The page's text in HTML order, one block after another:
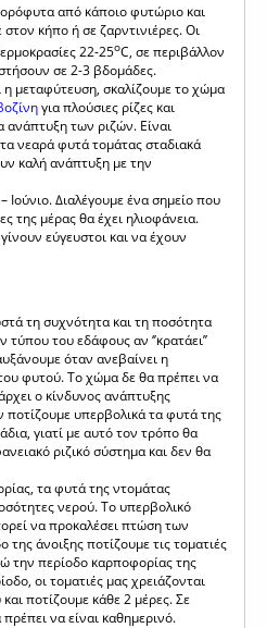
από κάποιο φυτώριο και
κήπο ή σε ζαρντινιέρες. Οι
22-25οC, σε περιβάλλον
σε 2-3 βδομάδες.
η μεταφύτευση, σκαλίζουμε το χώμα
για πλούσιες ρίζες και
ανάπτυξη των ριζών. Είναι
νεαρά φυτά τομάτας σταδιακά
καλή ανάπτυξη με την
Διαλέγουμε ένα σημείο που
της μέρας θα έχει ηλιοφάνεια.
εύγευστοι και να έχουν
τη συχνότητα και τη ποσότητα
του εδάφους αν ‘’κρατάει’’
όταν ανεβαίνει η
φυτού. Το χώμα δε θα πρέπει να
ο κίνδυνος ανάπτυξης
υπερβολικά τα φυτά της
γιατί με αυτό τον τρόπο θα
ριζικό σύστημα και δεν θα
τα φυτά της ντομάτας
νερού. Το υπερβολικό
να προκαλέσει πτώση των
άνοιξης ποτίζουμε τις τοματιές
την περίοδο καρποφορίας της
οι τοματιές μας χρειάζονται
ποτίζουμε κάθε 2 μέρες. Σε
να είναι καθημερινό.